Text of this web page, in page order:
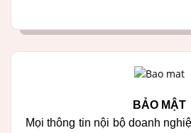
BẢO MẬT
Mọi thông tin nội bộ doanh